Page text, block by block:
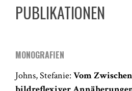
PUBLIKATIONEN
MONOGRAFIEN
Johns, Stefanie: Vom